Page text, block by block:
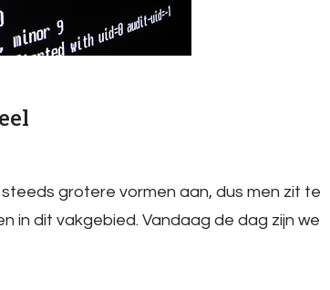
grotere vormen aan, dus men zit te
in dit vakgebied. Vandaag de dag zijn we